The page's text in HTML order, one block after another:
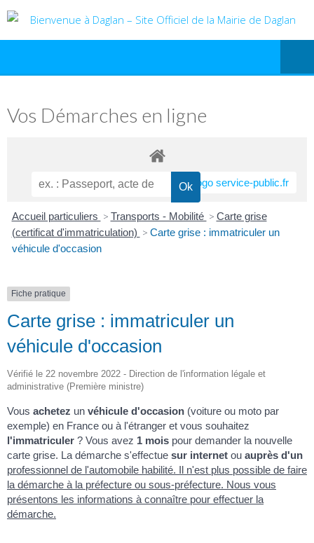
Vos Démarches en ligne
Accueil particuliers > Transports - Mobilité > Carte grise
(certificat d'immatriculation) > Carte grise : immatriculer un
véhicule d'occasion
Fiche pratique
Carte grise : immatriculer un
véhicule d'occasion
Vérifié le 22 novembre 2022 - Direction de l'information légale et
administrative (Première ministre)
Vous achetez un véhicule d'occasion (voiture ou moto par
exemple) en France ou à l'étranger et vous souhaitez
l'immatriculer ? Vous avez 1 mois pour demander la nouvelle
carte grise. La démarche s'effectue sur internet ou auprès d'un
professionnel de l'automobile habilité. Il n'est plus possible de faire
la démarche à la préfecture ou sous-préfecture. Nous vous
présentons les informations à connaître pour effectuer la
démarche.